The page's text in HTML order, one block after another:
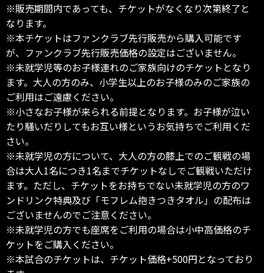
※販売期間内であっても、チケットがなくなり次第終了と
なります。
※本チケットはファンクラブ先行販売から購入可能です
が、ファンクラブ先行販売価格の設定はございません。
※未就学児等のお子様連れのご家族向けのチケットとなり
ます。大人の方のみ、小学生以上のお子様のみのご家族の
ご利用はご遠慮ください。
※小さなお子様が来られる前提となります。お子様が泣い
たり騒いだりしてもお互い様というお気持ちでご利用くだ
さい。
※未就学児の方について、大人の方の膝上でのご観戦の場
合は大人1名につき1名までチケットなしでご観戦いただけ
ます。ただし、チケットをお持ちでない未就学児の方のワ
ンドリンク特典及び「モフレム抱きつきタオル」の配布は
ございませんのでご注意ください。
※未就学児の方でも座席をご利用の場合は小中高価格のチ
ケットをご購入ください。
※本試合のチケットは、チケット価格+500円となっており